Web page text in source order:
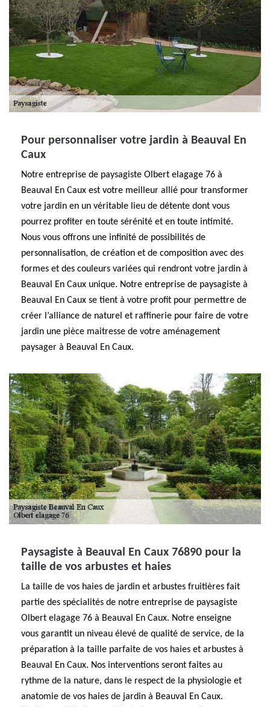
Pour personnaliser votre jardin à Beauval En
Caux
Notre entreprise de paysagiste Olbert elagage 76 à
Beauval En Caux est votre meilleur allié pour transformer
votre jardin en un véritable lieu de détente dont vous
pourrez profiter en toute sérénité et en toute intimité.
Nous vous offrons une infinité de possibilités de
personnalisation, de création et de composition avec des
formes et des couleurs variées qui rendront votre jardin à
Beauval En Caux unique. Notre entreprise de paysagiste à
Beauval En Caux se tient à votre profit pour permettre de
créer l’alliance de naturel et raffinerie pour faire de votre
jardin une pièce maitresse de votre aménagement
paysager à Beauval En Caux.
Paysagiste à Beauval En Caux 76890 pour la
taille de vos arbustes et haies
La taille de vos haies de jardin et arbustes fruitières fait
partie des spécialités de notre entreprise de paysagiste
Olbert elagage 76 à Beauval En Caux. Notre enseigne
vous garantit un niveau élevé de qualité de service, de la
préparation à la taille parfaite de vos haies et arbustes à
Beauval En Caux. Nos interventions seront faites au
rythme de la nature, dans le respect de la physiologie et
anatomie de vos haies de jardin à Beauval En Caux.